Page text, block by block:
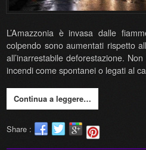
L’Amazzonia è invasa dalle
colpendo sono aumentati rispetto
all’inarrestabile deforestazione.
incendi come spontanei o legati al
Continua a leggere…
Share :